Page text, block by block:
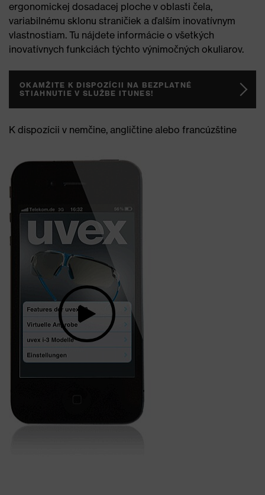
ergonomickej dosadacej ploche v oblasti čela,
variabilnému sklonu straničiek a ďalším inovatívnym
vlastnostiam. Tu nájdete informácie o všetkých
inovatívnych funkciách týchto výnimočných okuliarov.
OKAMŽITE K DISPOZÍCII NA BEZPLATNÉ
STIAHNUTIE V SLUŽBE ITUNES!
K dispozícii v nemčine, angličtine alebo francúzštine